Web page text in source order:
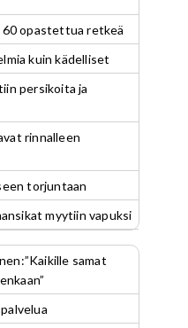
60 opastettua retkeä
kuin kädelliset
persikoita ja
rinnalleen
torjuntaan
myytiin vapuksi
samat